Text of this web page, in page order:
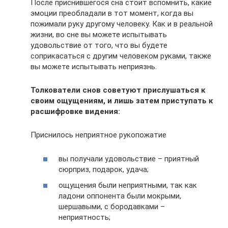
После приснившегося сна стоит вспомнить, какие
эмоции преобладали в тот момент, когда вы
пожимали руку другому человеку. Как и в реальной
жизни, во сне вы можете испытывать
удовольствие от того, что вы будете
соприкасаться с другим человеком руками, также
вы можете испытывать неприязнь.
Толкователи снов советуют прислушаться к
своим ощущениям, и лишь затем приступать к
расшифровке видения:
Приснилось неприятное рукопожатие
вы получали удовольствие – приятный
сюрприз, подарок, удача;
ощущения были неприятными, так как
ладони оппонента были мокрыми,
шершавыми, с бородавками –
неприятность;